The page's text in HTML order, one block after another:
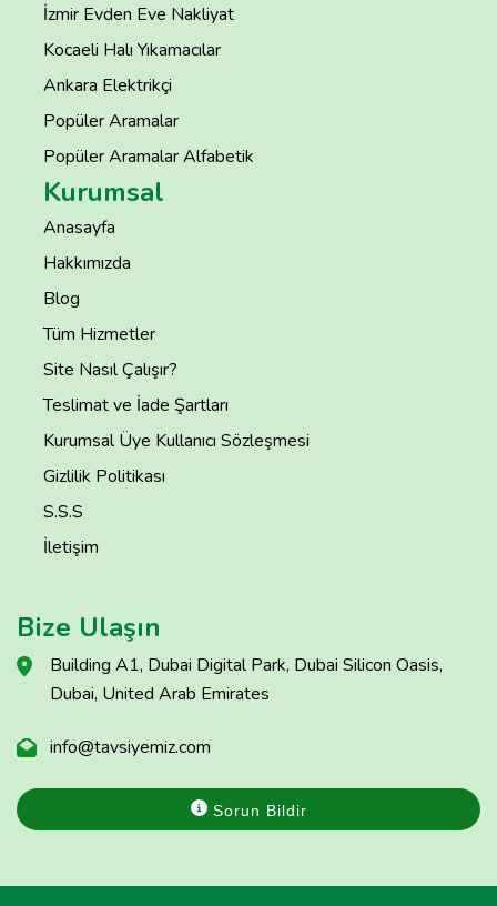
İzmir Evden Eve Nakliyat
Kocaeli Halı Yıkamacılar
Ankara Elektrikçi
Popüler Aramalar
Popüler Aramalar Alfabetik
Kurumsal
Anasayfa
Hakkımızda
Blog
Tüm Hizmetler
Site Nasıl Çalışır?
Teslimat ve İade Şartları
Kurumsal Üye Kullanıcı Sözleşmesi
Gizlilik Politikası
S.S.S
İletişim
Bize Ulaşın
Building A1, Dubai Digital Park, Dubai Silicon Oasis,
Dubai, United Arab Emirates
info@tavsiyemiz.com
Sorun Bildir